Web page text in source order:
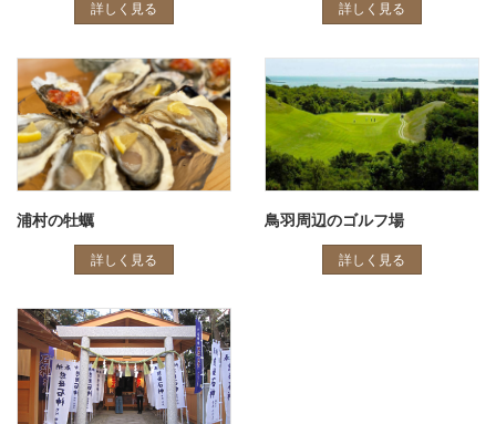
詳しく見る 詳しく見る
浦村の牡蠣
詳しく見る
鳥羽周辺のゴルフ場
詳しく見る